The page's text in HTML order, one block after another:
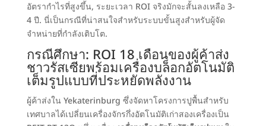
อัตรากำไรที่สูงขึ้น, ระยะเวลา ROI จริงมักจะสั้นลงเหลือ 3-
4 ปี. นี่เป็นกรณีที่น่าสนใจสำหรับระบบขั้นสูงสำหรับผู้จัด
จำหน่ายที่กำลังเติบโต.
กรณีศึกษา: ROI 18 เดือนของผู้ค้าส่ง
ชาวรัสเซียพร้อมเครื่องบล็อกอัตโนมัติ
เต็มรูปแบบที่ประหยัดพลังงาน
ผู้ค้าส่งใน Yekaterinburg ซึ่งจัดหาโครงการปูพื้นสำหรับ
เทศบาลได้เปลี่ยนเครื่องจักรกึ่งอัตโนมัติเก่าสองเครื่องเป็น